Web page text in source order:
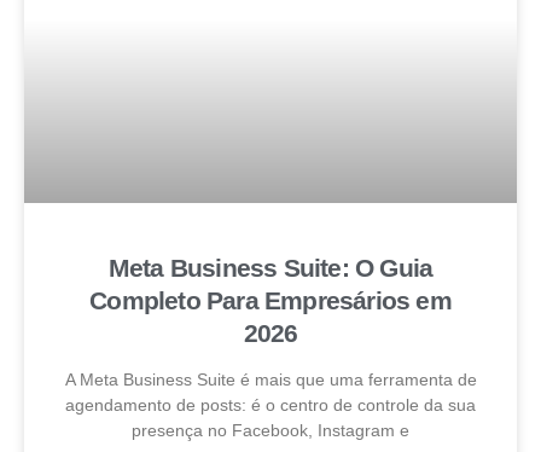
Meta Business Suite: O Guia
Completo Para Empresários em
2026
A Meta Business Suite é mais que uma ferramenta de
agendamento de posts: é o centro de controle da sua
presença no Facebook, Instagram e